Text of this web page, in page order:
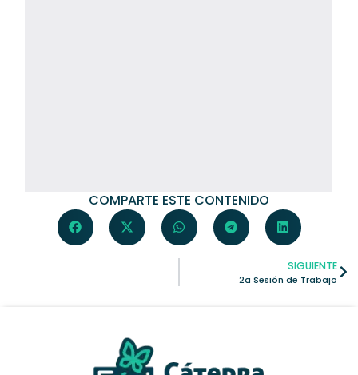
COMPARTE ESTE CONTENIDO
SIGUIENTE
2a Sesión de Trabajo